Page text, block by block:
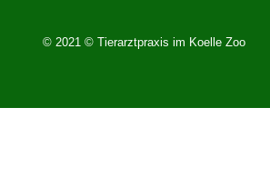
© 2021 © Tierarztpraxis im Koelle Zoo